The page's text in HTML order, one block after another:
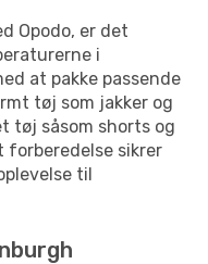
Opodo, er det
i
at pakke passende
tøj som jakker og
tøj såsom shorts og
forberedelse sikrer
til